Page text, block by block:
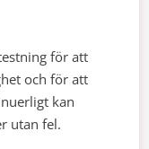
för att
och för att
kan
utan fel.